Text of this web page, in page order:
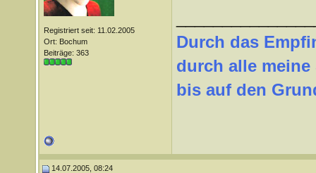
Registriert seit: 11.02.2005
Ort: Bochum
Beiträge: 363
Durch das
durch alle meine
bis auf den
14.07.2005, 08:24